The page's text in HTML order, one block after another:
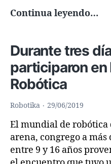
Continua leyendo…
Durante tres
participaron en
Robótica
Robotika 29/06/2019
El mundial de robótica
arena, congrego a más
entre 9 y 16 años